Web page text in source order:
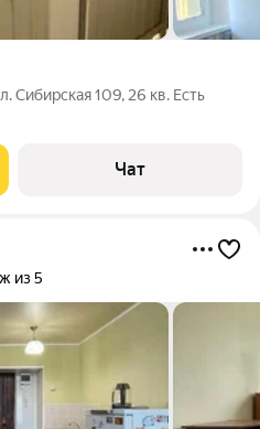
Сибирская 109, 26 кв. Есть
Чат
из 5